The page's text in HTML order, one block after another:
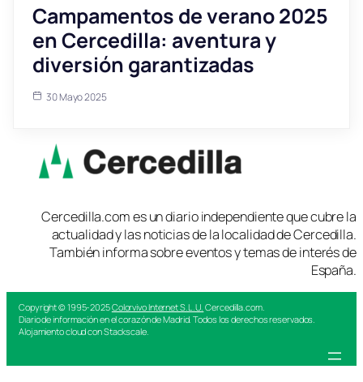
Campamentos de verano 2025
en Cercedilla: aventura y
diversión garantizadas
30 Mayo 2025
Cercedilla.com es un diario independiente que cubre la
actualidad y las noticias de la localidad de Cercedilla.
También informa sobre eventos y temas de interés de
España.
Copyright © 1995-2025Colorvivo Internet S.L.U. Cercedilla.com.
Diario de información en el corazón de Madrid. Todos los derechos reservados.
Alojamiento cloud con Stackscale.